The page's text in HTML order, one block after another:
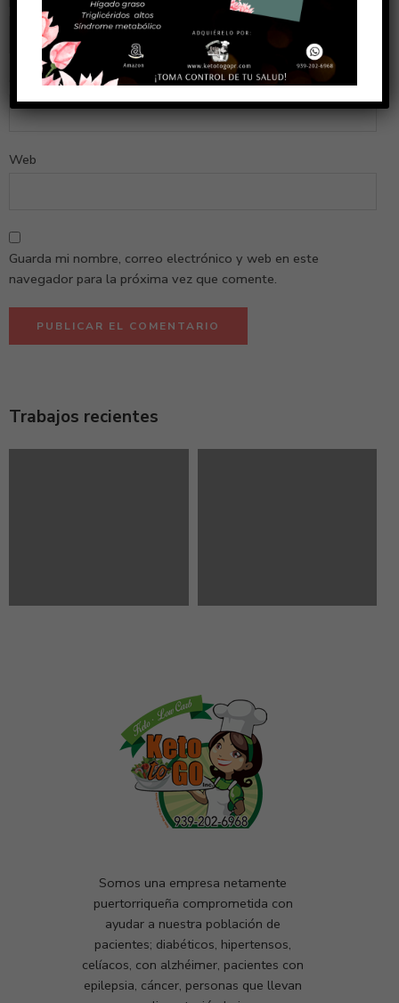
Correo electrónico
Web
Guarda mi nombre, correo electrónico y web en este
navegador para la próxima vez que comente.
Trabajos recientes
Somos una empresa netamente
puertorriqueña comprometida con
ayudar a nuestra población de
pacientes; diabéticos, hipertensos,
celíacos, con alzhéimer, pacientes con
epilepsia, cáncer, personas que llevan